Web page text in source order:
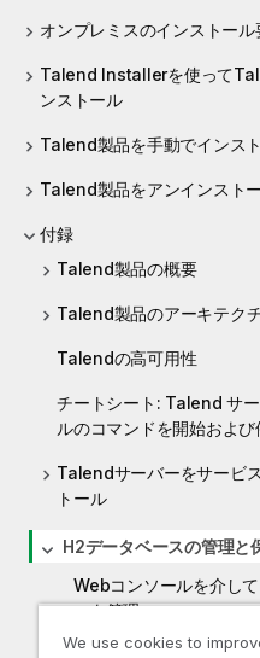
オンプレミスのインストール
Talend Installerを使って
ンストール
Talend製品を手動でインス
Talend製品をアンインスト
付録
Talend製品の概要
Talend製品のアーキテク
Talendの高可用性
チートシート: Talend サ
ルのコマンドを開始および
Talendサーバーをサービ
トール
H2データベースの管理と
Webコンソールを介し
スを管理
We use cookies to